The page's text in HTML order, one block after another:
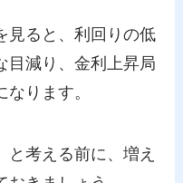
見ると、利回りの低
目減り、金利上昇局
ります。
と考える前に、増え